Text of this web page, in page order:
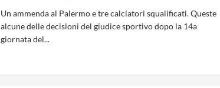
Un ammenda al Palermo e tre calciatori squalificati. Queste
alcune delle decisioni del giudice sportivo dopo la 14a
giornata del...